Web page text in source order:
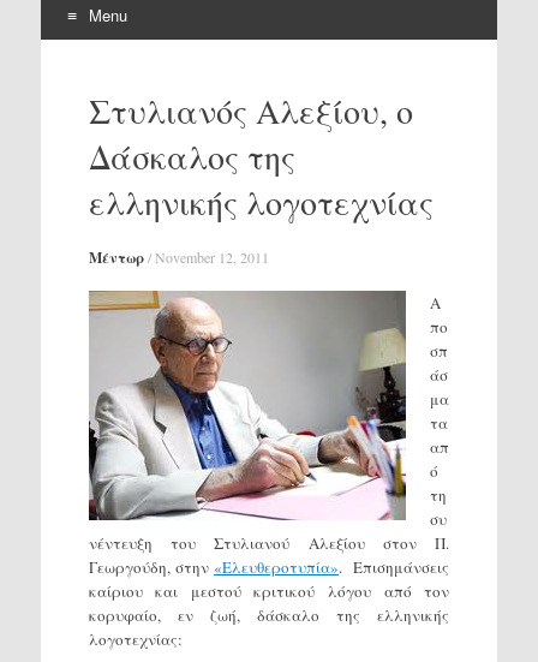
Menu
contentΣτυλιανός Αλεξίου, ο
Δάσκαλος της
ελληνικής λογοτεχνίας
Μέντωρ/November 12, 2011
Α
πο
σπ
άσ
μα
τα
απ
ό
τη
συ
νέντευξη του Στυλιανού Αλεξίου στον Π.
Γεωργούδη, στην «Ελευθεροτυπία». Επισημάνσεις
καίριου και μεστού κριτικού λόγου από τον
κορυφαίο, εν ζωή, δάσκαλο της ελληνικής
λογοτεχνίας: